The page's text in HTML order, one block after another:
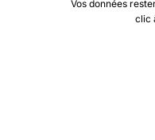
Vos données
clic